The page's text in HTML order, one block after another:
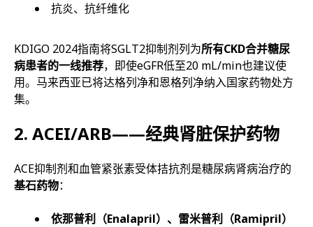
抗炎、抗纤维化
KDIGO 2024指南将SGLT2抑制剂列为所有CKD合并糖尿
病患者的一线推荐，即使eGFR低至20 mL/min也建议使
用。马来西亚已将达格列净和恩格列净纳入国家药物处方
集。
2. ACEI/ARB——经典肾脏保护药物
ACE抑制剂和血管紧张素受体拮抗剂是糖尿病肾病治疗的
基石药物：
依那普利（Enalapril）、雷米普利（Ramipril）